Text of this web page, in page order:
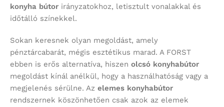
konyha bútor irányzatokhoz, letisztult vonalakkal és
időtálló színekkel.
Sokan keresnek olyan megoldást, amely
pénztárcabarát, mégis esztétikus marad. A FORST
ebben is erős alternatíva, hiszen olcsó konyhabútor
megoldást kínál anélkül, hogy a használhatóság vagy a
megjelenés sérülne. Az elemes konyhabútor
rendszernek köszönhetően csak azok az elemek